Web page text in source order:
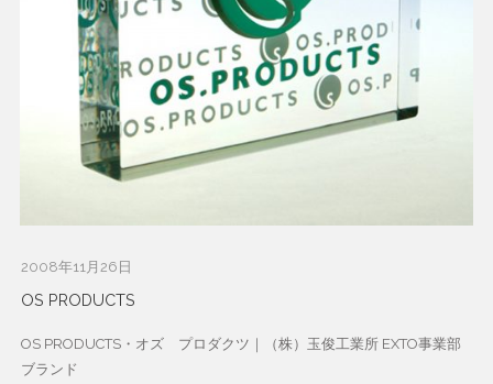
2008年11月26日
OS PRODUCTS
OS PRODUCTS・オズ プロダクツ｜（株）玉俊工業所 EXTO事業部
ブランド